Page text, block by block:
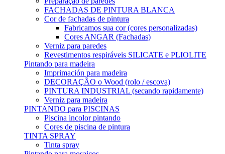
FACHADAS DE PINTURA BLANCA
Cor de fachadas de pintura
Fabricamos sua cor (cores personalizadas)
Cores ANGAR (Fachadas)
Verniz para paredes
Revestimentos respiráveis ​​SILICATE e PLIOLITE
Pintando para madeira
Imprimación para madeira
DECORAÇÃO o Wood (rolo / escova)
PINTURA INDUSTRIAL (secando rapidamente)
Verniz para madeira
PINTANDO para PISCINAS
Piscina incolor pintando
Cores de piscina de pintura
TINTA SPRAY
Tinta spray